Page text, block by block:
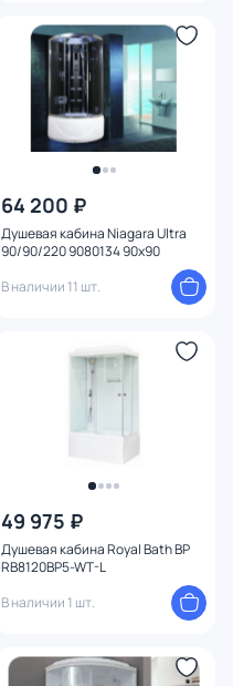
64 200 ₽
Душевая кабина Niagara Ultra
90/90/220 9080134 90x90
В наличии 11 шт.
49 975 ₽
Душевая кабина Royal Bath BP
RB8120BP5-WT-L
В наличии 1 шт.